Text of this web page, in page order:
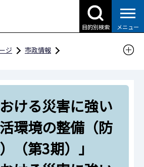
目的別検索 メニュー
ジ
市政情報
づくり
社会資本総合整備計画
ける災害に強い快適な生活環境の整
・安全）（第3期）」「堺市における
快適な生活環境の整備（防災・安
期）（重点計画）」
おける災害に強い
環境の整備（防
（第3期）」